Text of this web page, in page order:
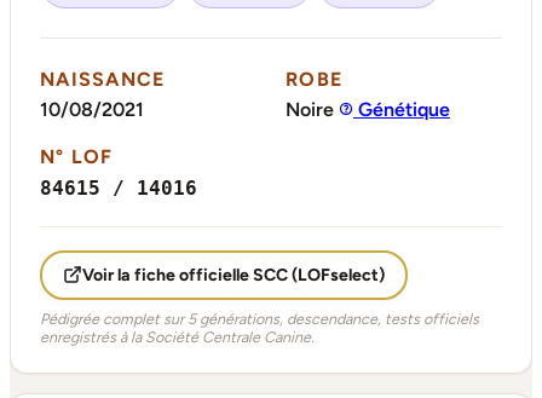
NAISSANCE
10/08/2021
ROBE
Noire
Génétique
N° LOF
84615 / 14016
Voir la fiche officielle SCC (LOFselect)
Pédigrée complet sur 5 générations, descendance, tests officiels
enregistrés à la Société Centrale Canine.